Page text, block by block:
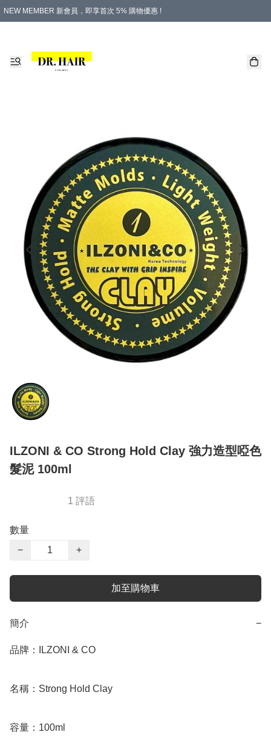
NEW MEMBER 新會員，即享首次 5% 購物優惠 !
ILZONI & CO Strong Hold Clay 強力造型啞色
髮泥 100ml
1 評語
數量
−
+
加至購物車
簡介 −
品牌：ILZONI & CO
名稱：Strong Hold Clay
容量：100ml